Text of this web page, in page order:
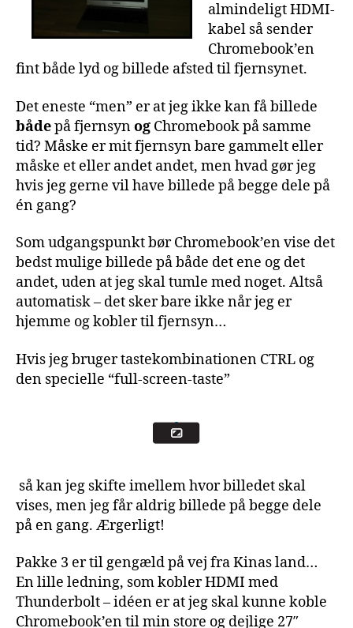
almindeligt HDMI-
kabel så sender
Chromebook’en
fint både lyd og billede afsted til fjernsynet.
Det eneste “men” er at jeg ikke kan få billede
bådepå fjernsynog Chromebook på samme
tid? Måske er mit fjernsyn bare gammelt eller
måske et eller andet andet, men hvad gør jeg
hvis jeg gerne vil have billede på begge dele på
én gang?
Som udgangspunkt bør Chromebook’en vise det
bedst mulige billede på både det ene og det
andet, uden at jeg skal tumle med noget. Altså
automatisk – det sker bare ikke når jeg er
hjemme og kobler til fjernsyn…
Hvis jeg bruger tastekombinationen CTRL og
den specielle “full-screen-taste”
så kan jeg skifte imellem hvor billedet skal
vises, men jeg får aldrig billede på begge dele
på en gang. Ærgerligt!
Pakke 3 er til gengæld på vej fra Kinas land…
En lille ledning, som kobler HDMI med
Thunderbolt – idéen er at jeg skal kunne koble
Chromebook’en til min store og dejlige 27″